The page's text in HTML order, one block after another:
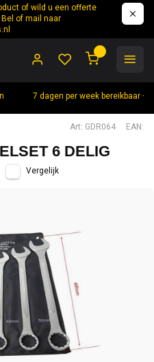
of wild u een offerte
of mail naar
7 dagen per week bereikbaar
Art: GDR064 EAN:
6 DELIG
Vergelijk